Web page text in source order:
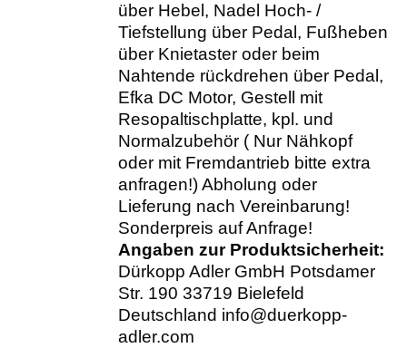
über Hebel, Nadel Hoch- /
Tiefstellung über Pedal, Fußheben
über Knietaster oder beim
Nahtende rückdrehen über Pedal,
Efka DC Motor, Gestell mit
Resopaltischplatte, kpl. und
Normalzubehör ( Nur Nähkopf
oder mit Fremdantrieb bitte extra
anfragen!) Abholung oder
Lieferung nach Vereinbarung!
Sonderpreis auf Anfrage!
Angaben zur Produktsicherheit:
Dürkopp Adler GmbH Potsdamer
Str. 190 33719 Bielefeld
Deutschland info@duerkopp-
adler.com